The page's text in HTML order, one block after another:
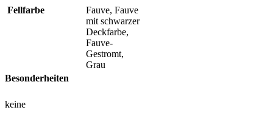
Fellfarbe
Fauve, Fauve
mit schwarzer
Deckfarbe,
Fauve-
Gestromt,
Grau
Besonderheiten
keine